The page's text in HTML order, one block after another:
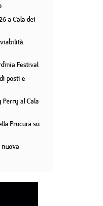
a Cala dei
Festival
posti e
al Cala
Procura su